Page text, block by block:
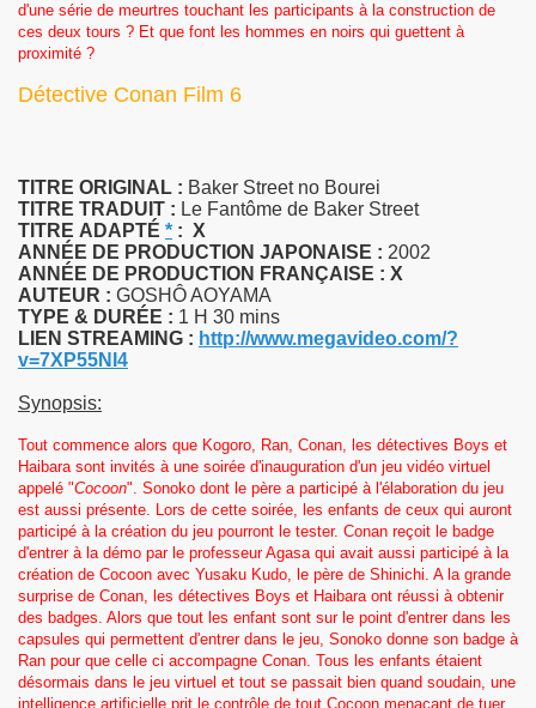
d'une série de meurtres touchant les participants à la construction de
ces deux tours ? Et que font les hommes en noirs qui guettent à
proximité ?
Détective Conan Film 6
TITRE ORIGINAL : Baker Street no Bourei
TITRE TRADUIT : Le Fantôme de Baker Street
TITRE ADAPTÉ * : X
ANNÉE DE PRODUCTION JAPONAISE : 2002
ANNÉE DE PRODUCTION FRANÇAISE : X
AUTEUR : GOSHÔ AOYAMA
TYPE & DURÉE : 1 H 30 mins
LIEN STREAMING : http://www.megavideo.com/?
v=7XP55NI4
Synopsis:
Tout commence alors que Kogoro, Ran, Conan, les détectives Boys et
Haibara sont invités à une soirée d'inauguration d'un jeu vidéo virtuel
appelé "Cocoon". Sonoko dont le père a participé à l'élaboration du jeu
est aussi présente. Lors de cette soirée, les enfants de ceux qui auront
participé à la création du jeu pourront le tester. Conan reçoit le badge
d'entrer à la démo par le professeur Agasa qui avait aussi participé à la
création de Cocoon avec Yusaku Kudo, le père de Shinichi. A la grande
surprise de Conan, les détectives Boys et Haibara ont réussi à obtenir
des badges. Alors que tout les enfant sont sur le point d'entrer dans les
capsules qui permettent d'entrer dans le jeu, Sonoko donne son badge à
Ran pour que celle ci accompagne Conan. Tous les enfants étaient
désormais dans le jeu virtuel et tout se passait bien quand soudain, une
intelligence artificielle prit le contrôle de tout Cocoon menaçant de tuer